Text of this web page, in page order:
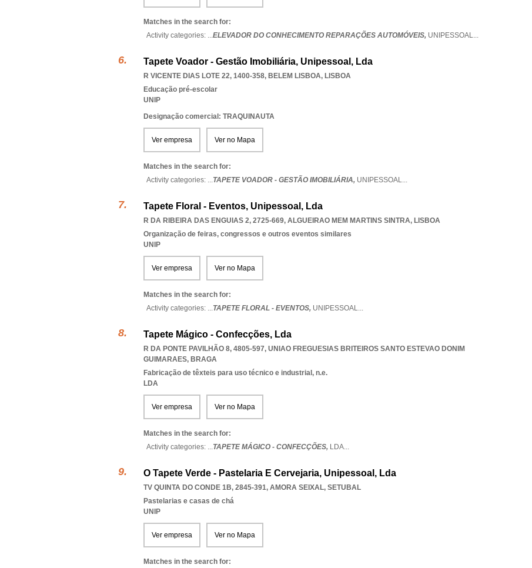
Matches in the search for:
Activity categories: ...ELEVADOR DO CONHECIMENTO REPARAÇÕES AUTOMÓVEIS, UNIPESSOAL...
Tapete Voador - Gestão Imobiliária, Unipessoal, Lda
R VICENTE DIAS LOTE 22, 1400-358, BELEM LISBOA, LISBOA
Educação pré-escolar
UNIP
Designação comercial: TRAQUINAUTA
Ver empresa Ver no Mapa
Matches in the search for:
Activity categories: ...TAPETE VOADOR - GESTÃO IMOBILIÁRIA, UNIPESSOAL...
Tapete Floral - Eventos, Unipessoal, Lda
R DA RIBEIRA DAS ENGUIAS 2, 2725-669, ALGUEIRAO MEM MARTINS SINTRA, LISBOA
Organização de feiras, congressos e outros eventos similares
UNIP
Ver empresa Ver no Mapa
Matches in the search for:
Activity categories: ...TAPETE FLORAL - EVENTOS, UNIPESSOAL...
Tapete Mágico - Confecções, Lda
R DA PONTE PAVILHÃO 8, 4805-597, UNIAO FREGUESIAS BRITEIROS SANTO ESTEVAO DONIM
GUIMARAES, BRAGA
Fabricação de têxteis para uso técnico e industrial, n.e.
LDA
Ver empresa Ver no Mapa
Matches in the search for:
Activity categories: ...TAPETE MÁGICO - CONFECÇÕES, LDA...
O Tapete Verde - Pastelaria E Cervejaria, Unipessoal, Lda
TV QUINTA DO CONDE 1B, 2845-391, AMORA SEIXAL, SETUBAL
Pastelarias e casas de chá
UNIP
Ver empresa Ver no Mapa
Matches in the search for: